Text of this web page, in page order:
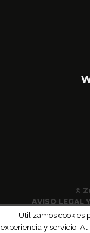
©
AVISO LEGAL
Utilizamos cookies
experiencia y servicio.